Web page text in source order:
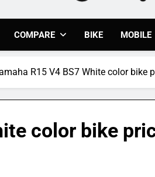
Mybdprice
Latest Bike & Mobiles
COMPARE BIKE MOBILE
R15 V4 BS7 White color bike
color bike